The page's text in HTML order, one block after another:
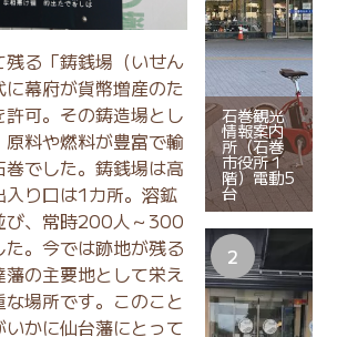
る「鋳銭場（いせん
幕府が貨幣増産のた
可。その鋳造場とし
料や燃料が豊富で輸
でした。鋳銭場は高
入り口は1カ所。溶鉱
び、常時200人～300
。今では跡地が残る
の主要地として栄え
場所です。このこと
かに仙台藩にとって
石巻観光
情報案内
所（石巻
市役所１
階）電動5
台